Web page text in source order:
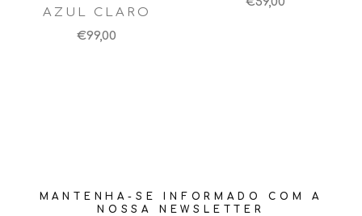
AZUL CLARO
€99,00
MANTENHA-SE INFORMADO COM A
NOSSA NEWSLETTER